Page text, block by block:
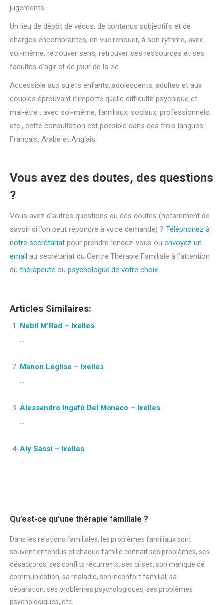
jugements.
Un lieu de dépôt de vécus, de contenus subjectifs et de
charges encombrantes, en vue renouer, à son rythme, avec
soi-même, retrouver sens, retrouver ses ressources et ses
facultés d’agir et de jouir de la vie.
Accessible aux sujets enfants, adolescents, adultes et aux
couples éprouvant n’importe quelle difficulté psychique et
mal-être : avec soi-même, familiaux, sociaux, professionnels,
etc., cette consultation est possible dans ces trois langues :
Français, Arabe et Anglais.
Vous avez des doutes, des questions
?
Vous avez d’autres questions ou des doutes (notamment de
savoir si l’on peut répondre à votre demande) ? Téléphonez à
notre secrétariat pour prendre rendez-vous ou envoyez un
email au secrétariat du Centre Thérapie Familiale à l’attention
du thérapeute ou psychologue de votre choix.
Articles Similaires:
Nebil M’Rad – Ixelles
...
Manon Léglise – Ixelles
...
Alessandro Ingafù Del Monaco – Ixelles
...
Aly Sassi – Ixelles
...
Qu’est-ce qu’une thérapie familiale ?
Dans les relations familiales, les problèmes familiaux sont
souvent entendus et chaque famille connaît ses problèmes, ses
désaccords, ses conflits récurrents, ses crises, son manque de
communication, sa maladie, son inconfort familial, sa
séparation, ses problèmes psychologiques, ses problèmes
psychologiques, etc.